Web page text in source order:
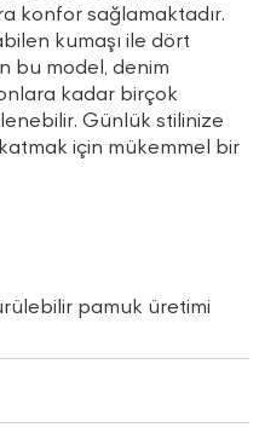
konfor sağlamaktadır.
kumaşı ile dört
bu model, denim
kadar birçok
Günlük stilinize
için mükemmel bir
pamuk üretimi